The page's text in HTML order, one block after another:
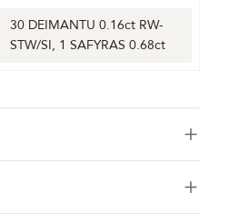
30 DEIMANTU 0.16ct RW-
STW/SI, 1 SAFYRAS 0.68ct